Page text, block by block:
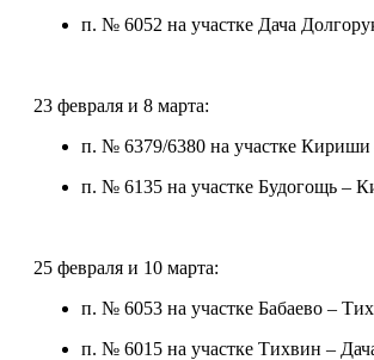
п. № 6052 на участке Дача
23 февраля и 8 марта:
п. № 6379/6380 на участке Кириши
п. № 6135 на участке Будогощь –
25 февраля и 10 марта:
п. № 6053 на участке Бабаево –
п. № 6015 на участке Тихвин –